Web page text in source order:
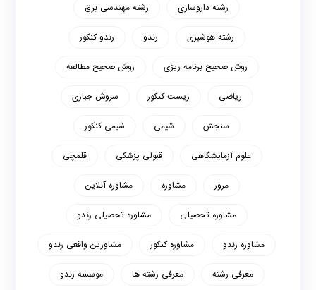
رشته داروسازی رشته مهندسی برق
رشته هوشبری رندو رندو کنکور
روش صحیح برنامه ریزی روش صحیح مطالعه
ریاضی زیست کنکور سروش جباری
سنجش شیمی شیمی کنکور
علوم آزمایشگاهی قبولی پزشکی قلمچی
مرور مشاوره مشاوره آنلاین
مشاوره تحصیلی مشاوره تحصیلی رندو
مشاوره رندو مشاوره کنکور مشاورین واقعی رندو
معرفی رشته معرفی رشته ها موسسه رندو